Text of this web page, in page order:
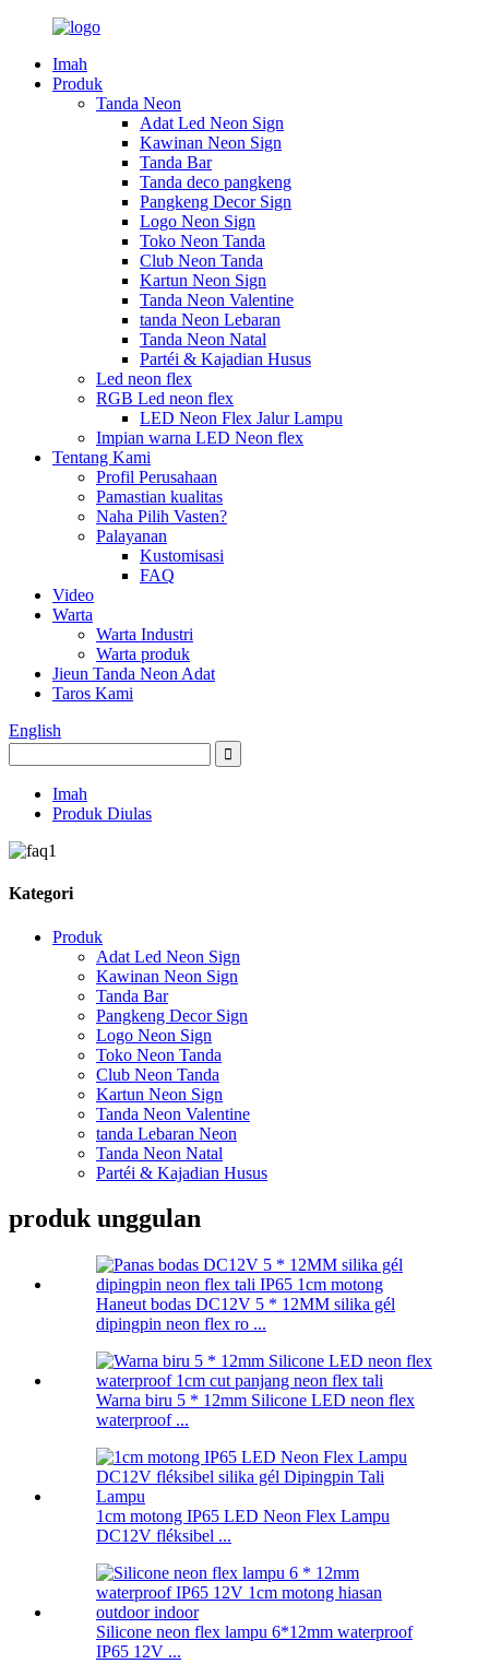
Imah
Produk
Tanda Neon
Adat Led Neon Sign
Kawinan Neon Sign
Tanda Bar
Tanda deco pangkeng
Pangkeng Decor Sign
Logo Neon Sign
Toko Neon Tanda
Club Neon Tanda
Kartun Neon Sign
Tanda Neon Valentine
tanda Neon Lebaran
Tanda Neon Natal
Partéi & Kajadian Husus
Led neon flex
RGB Led neon flex
LED Neon Flex Jalur Lampu
Impian warna LED Neon flex
Tentang Kami
Profil Perusahaan
Pamastian kualitas
Naha Pilih Vasten?
Palayanan
Kustomisasi
FAQ
Video
Warta
Warta Industri
Warta produk
Jieun Tanda Neon Adat
Taros Kami
English
Imah
Produk Diulas
Kategori
Produk
Adat Led Neon Sign
Kawinan Neon Sign
Tanda Bar
Pangkeng Decor Sign
Logo Neon Sign
Toko Neon Tanda
Club Neon Tanda
Kartun Neon Sign
Tanda Neon Valentine
tanda Lebaran Neon
Tanda Neon Natal
Partéi & Kajadian Husus
produk unggulan
Haneut bodas DC12V 5 * 12MM silika gél
dipingpin neon flex ro ...
Warna biru 5 * 12mm Silicone LED neon flex
waterproof ...
1cm motong IP65 LED Neon Flex Lampu
DC12V fléksibel ...
Silicone neon flex lampu 6*12mm waterproof
IP65 12V ...